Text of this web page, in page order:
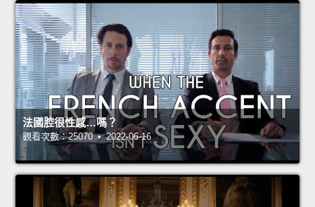
法國腔很性感…嗎？
觀看次數：25070 • 2022-06-16